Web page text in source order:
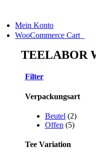
content
Mein Konto
WooCommerce Cart0
TEELABOR
Filter
Verpackungsart
Beutel (2)
Offen (5)
Tee Variation